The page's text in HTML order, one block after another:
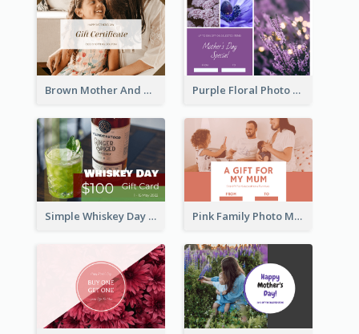
Brown Mother And Daughter Photo Mother's Day Gift Card Purple Floral Photo Frame Mother's Day Gift Card
Simple Whiskey Day Gift Card With Photo Pink Family Photo Mother's Day Gift Card